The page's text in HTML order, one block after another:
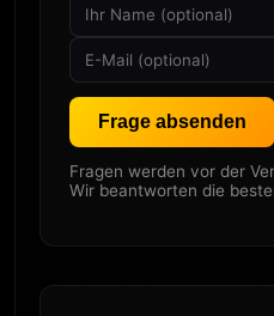
Frage absenden
Fragen werden vor der
Wir beantworten die